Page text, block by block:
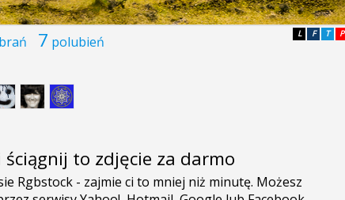
7 polubień P
T
F
L
to zdjęcie za darmo